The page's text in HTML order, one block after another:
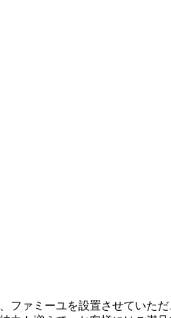
ァミーユを設置させていただ